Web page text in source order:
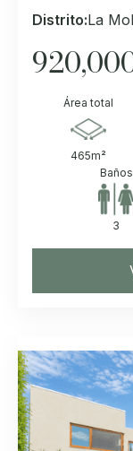
Distrito:La
Área total
465m²
Baños
3